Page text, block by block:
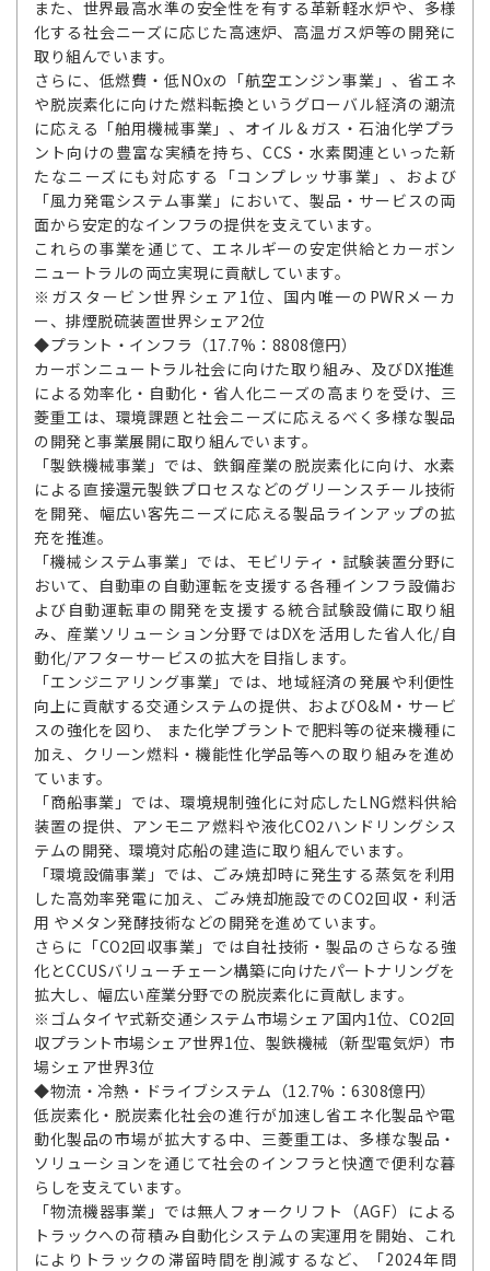
また、世界最高水準の安全性を有する革新軽水炉や、多様
化する社会ニーズに応じた高速炉、高温ガス炉等の開発に
取り組んでいます。
さらに、低燃費・低NOxの「航空エンジン事業」、省エネ
や脱炭素化に向けた燃料転換というグローバル経済の潮流
に応える「舶用機械事業」、オイル＆ガス・石油化学プラ
ント向けの豊富な実績を持ち、CCS・水素関連といった新
たなニーズにも対応する「コンプレッサ事業」、および
「風力発電システム事業」において、製品・サービスの両
面から安定的なインフラの提供を支えています。
これらの事業を通じて、エネルギーの安定供給とカーボン
ニュートラルの両立実現に貢献しています。
※ガスタービン世界シェア1位、国内唯一のPWRメーカ
ー、排煙脱硫装置世界シェア2位
◆プラント・インフラ（17.7%：8808億円）
カーボンニュートラル社会に向けた取り組み、及びDX推進
による効率化・自動化・省人化ニーズの高まりを受け、三
菱重工は、環境課題と社会ニーズに応えるべく多様な製品
の開発と事業展開に取り組んでいます。
「製鉄機械事業」では、鉄鋼産業の脱炭素化に向け、水素
による直接還元製鉄プロセスなどのグリーンスチール技術
を開発、幅広い客先ニーズに応える製品ラインアップの拡
充を推進。
「機械システム事業」では、モビリティ・試験装置分野に
おいて、自動車の自動運転を支援する各種インフラ設備お
よび自動運転車の開発を支援する統合試験設備に取り組
み、産業ソリューション分野ではDXを活用した省人化/自
動化/アフターサービスの拡大を目指します。
「エンジニアリング事業」では、地域経済の発展や利便性
向上に貢献する交通システムの提供、およびO&M・サービ
スの強化を図り、 また化学プラントで肥料等の従来機種に
加え、クリーン燃料・機能性化学品等への取り組みを進め
ています。
「商船事業」では、環境規制強化に対応したLNG燃料供給
装置の提供、アンモニア燃料や液化CO2ハンドリングシス
テムの開発、環境対応船の建造に取り組んでいます。
「環境設備事業」では、ごみ焼却時に発生する蒸気を利用
した高効率発電に加え、ごみ焼却施設でのCO2回収・利活
用 やメタン発酵技術などの開発を進めています。
さらに「CO2回収事業」では自社技術・製品のさらなる強
化とCCUSバリューチェーン構築に向けたパートナリングを
拡大し、幅広い産業分野での脱炭素化に貢献します。
※ゴムタイヤ式新交通システム市場シェア国内1位、CO2回
収プラント市場シェア世界1位、製鉄機械（新型電気炉）市
場シェア世界3位
◆物流・冷熱・ドライブシステム（12.7%：6308億円）
低炭素化・脱炭素化社会の進行が加速し省エネ化製品や電
動化製品の市場が拡大する中、三菱重工は、多様な製品・
ソリューションを通じて社会のインフラと快適で便利な暮
らしを支えています。
「物流機器事業」では無人フォークリフト（AGF）による
トラックへの荷積み自動化システムの実運用を開始、これ
によりトラックの滞留時間を削減するなど、「2024年問